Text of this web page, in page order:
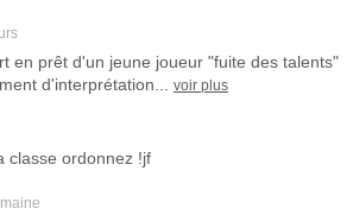
en prêt d'un jeune joueur "fuite des talents"
d'interprétation... voir plus
classe ordonnez !jf